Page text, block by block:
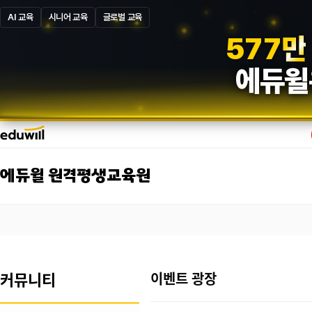
AI 교육 시니어 교육 글로벌 교육
587만
에듀윌
에듀윌 원격평생교육원
커뮤니티 이벤트 광장